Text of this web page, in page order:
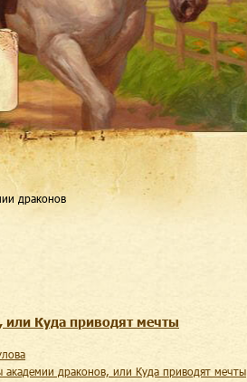
драконов
или Куда приводят мечты
академии драконов, или Куда приводят мечты